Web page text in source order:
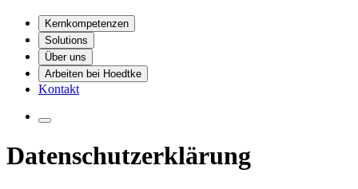
Kernkompetenzen
Solutions
Über uns
Arbeiten bei Hoedtke
Kontakt
Menü öffnen
Datenschutzerklärung